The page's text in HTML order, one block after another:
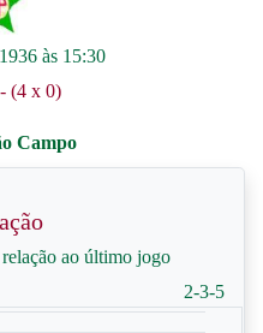
às 15:30
(4 x 0)
ao último jogo
2-3-5